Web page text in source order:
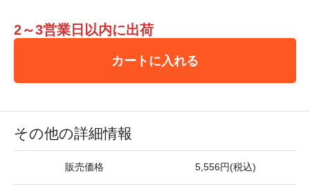
2～3営業日以内に出荷
カートに入れる
その他の詳細情報
販売価格 5,556円(税込)